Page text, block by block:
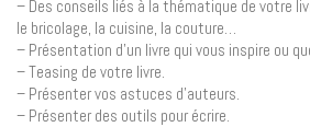
– Des conseils liés à la thématique de votre
le bricolage, la cuisine, la couture…
– Présentation d’un livre qui vous inspire ou
– Teasing de votre livre.
– Présenter vos astuces d’auteurs.
– Présenter des outils pour écrire.